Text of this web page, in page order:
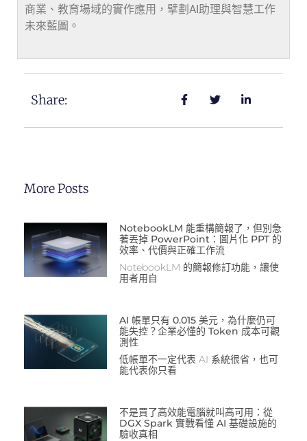
商業、教育場域的實作應用，擘劃AI助理與智慧工作
未來藍圖。
Share:
More Posts
NotebookLM 能重構簡報了，但別急
著丟掉 PowerPoint：圖片化 PPT 的
效率、代價與正確工作流
NotebookLM 的簡報修訂功能，讓使
用者用自
AI 帳單只有 0.015 美元，為什麼仍可
能失控？企業必懂的 Token 成本可觀
測性
低帳單不一定代表 AI 系統很省，也可
能代表你只看
不是買了高效能電腦就叫高可用：從
DGX Spark 實戰看懂 AI 基礎設施的
驗收真相